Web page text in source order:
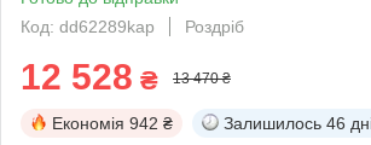
Код: dd62289kap
Роздріб
12 528 ₴ 13 470 ₴
Економія 942 ₴ Залишилось 46